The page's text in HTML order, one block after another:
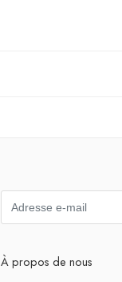
À propos de nous